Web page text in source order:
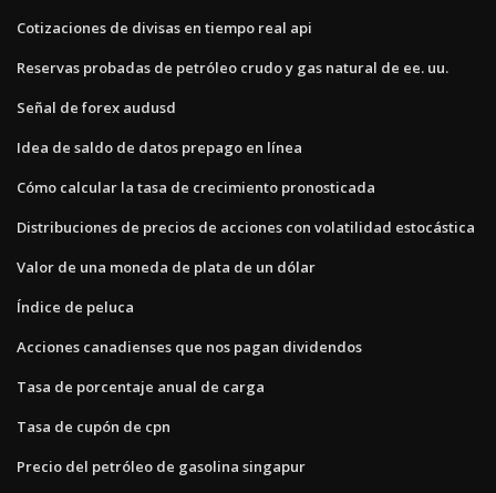
Cotizaciones de divisas en tiempo real api
Reservas probadas de petróleo crudo y gas natural de ee. uu.
Señal de forex audusd
Idea de saldo de datos prepago en línea
Cómo calcular la tasa de crecimiento pronosticada
Distribuciones de precios de acciones con volatilidad estocástica
Valor de una moneda de plata de un dólar
Índice de peluca
Acciones canadienses que nos pagan dividendos
Tasa de porcentaje anual de carga
Tasa de cupón de cpn
Precio del petróleo de gasolina singapur